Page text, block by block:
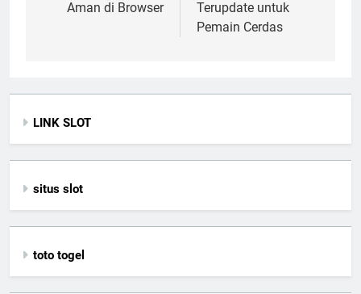
Aman di Browser
Terupdate untuk
Pemain Cerdas
LINK SLOT
situs slot
toto togel